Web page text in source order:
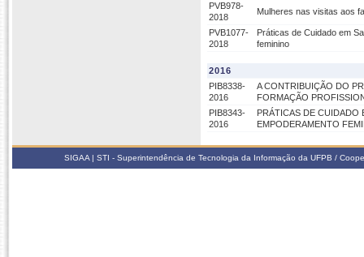
PVB978-
2018
Mulheres nas visitas aos
PVB1077-
2018
Práticas de Cuidado em
feminino
2016
PIB8338-
2016
A CONTRIBUIÇÃO DO
FORMAÇÃO
PIB8343-
2016
PRÁTICAS DE CUIDADO
EMPODERAMENTO
SIGAA | STI - Superintendência de Tecnologia da Informação da UFPB /